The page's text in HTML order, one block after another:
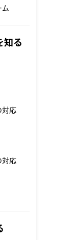
ム
知る
対応
対応